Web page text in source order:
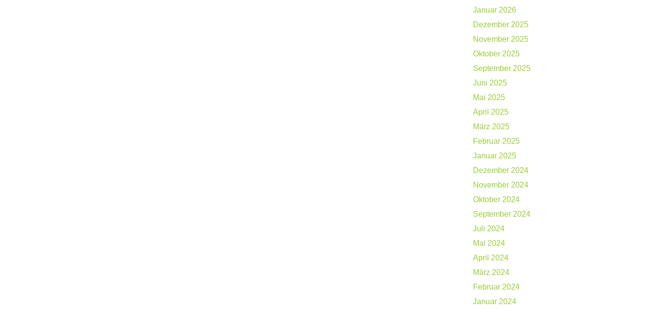
Januar 2026
Dezember 2025
November 2025
Oktober 2025
September 2025
Juni 2025
Mai 2025
April 2025
März 2025
Februar 2025
Januar 2025
Dezember 2024
November 2024
Oktober 2024
September 2024
Juli 2024
Mai 2024
April 2024
März 2024
Februar 2024
Januar 2024